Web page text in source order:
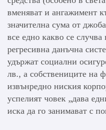
вменяват и ангажимент
значителна сума от
все едно какво се случва
регресивна данъчна
удържат социални
лв., а собствениците на
извънредно ниския
успелият човек „дава
иска да го занимават с